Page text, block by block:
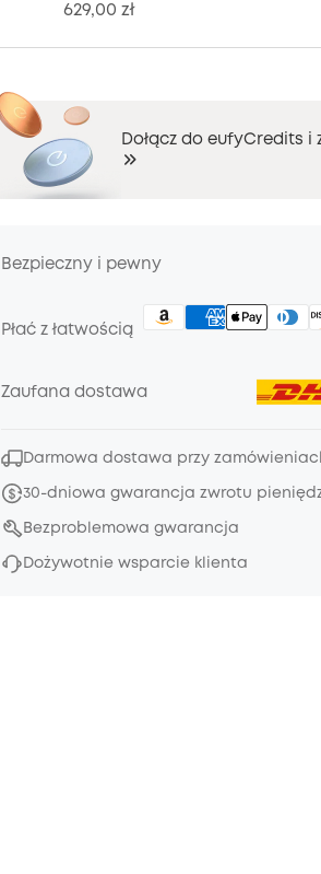
629,00 zł
Dołącz do eufyCredits
Bezpieczny i pewny
Płać z łatwością
Zaufana dostawa
Darmowa dostawa przy
30-dniowa gwarancja zwrotu
Bezproblemowa gwarancja
Dożywotnie wsparcie klienta